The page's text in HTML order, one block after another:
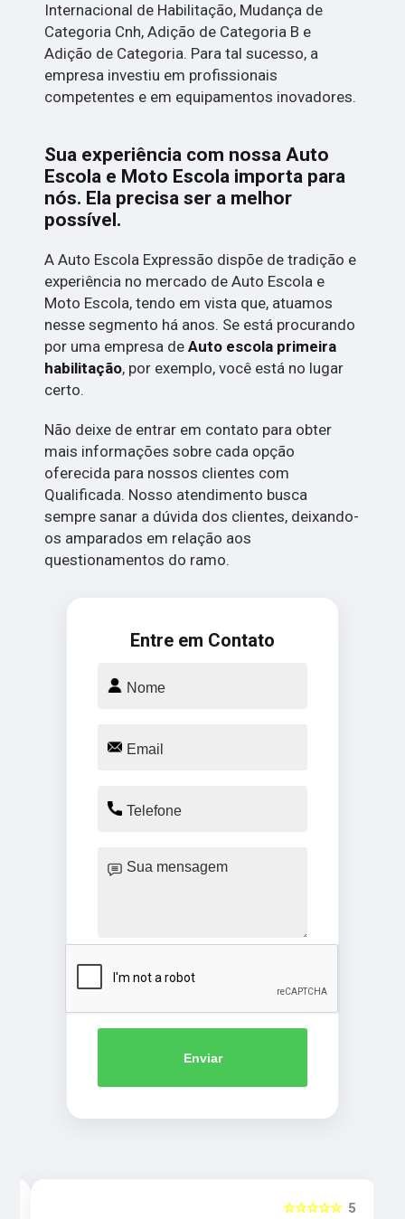
Internacional de Habilitação, Mudança de
Categoria Cnh, Adição de Categoria B e
Adição de Categoria. Para tal sucesso, a
empresa investiu em profissionais
competentes e em equipamentos inovadores.
Sua experiência com nossa Auto
Escola e Moto Escola importa para
nós. Ela precisa ser a melhor
possível.
A Auto Escola Expressão dispõe de tradição e
experiência no mercado de Auto Escola e
Moto Escola, tendo em vista que, atuamos
nesse segmento há anos. Se está procurando
por uma empresa deAuto escola primeira
habilitação, por exemplo, você está no lugar
certo.
Não deixe de entrar em contato para obter
mais informações sobre cada opção
oferecida para nossos clientes com
Qualificada. Nosso atendimento busca
sempre sanar a dúvida dos clientes, deixando-
os amparados em relação aos
questionamentos do ramo.
Entre em Contato
Enviar
5
☆☆☆☆☆